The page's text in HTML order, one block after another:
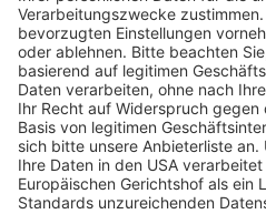
Legen Sie zum
Mitbieten eine
Höchstgrenze für
Ihr Gebot fest. Ein
automatischer
Bietagent bietet
für Sie bis zum